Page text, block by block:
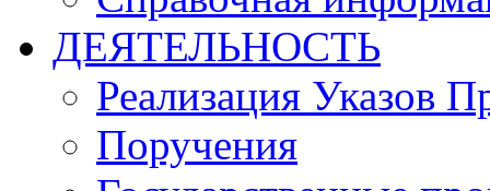
ДЕЯТЕЛЬНОСТЬ
Реализация Указов
Поручения